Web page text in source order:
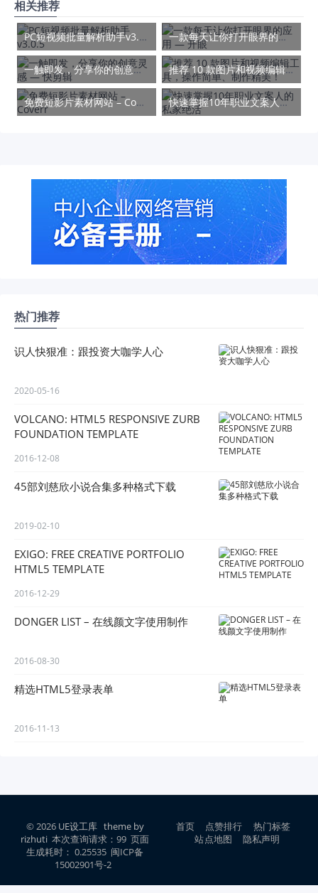
相关推荐
PC短视频批量解析助手v3.0.5 一款每天让你打开眼界的应用 — 开眼
一触即发，分享你的创意灵感 — 快剪辑 推荐 10 款图片和视频编辑工具，操作简单、制作精美！
免费短影片素材网站 – Coverr 快速掌握10年职业文案人的私家绝活
热门推荐
识人快狠准：跟投资大咖学人心
2020-05-16
VOLCANO: HTML5 RESPONSIVE ZURB
FOUNDATION TEMPLATE
2016-12-08
45部刘慈欣小说合集多种格式下载
2019-02-10
EXIGO: FREE CREATIVE PORTFOLIO
HTML5 TEMPLATE
2016-12-29
DONGER LIST – 在线颜文字使用制作
2016-08-30
精选HTML5登录表单
2016-11-13
© 2026 UE设工库 theme by
rizhuti 本次查询请求：99 页面
生成耗时： 0.25535 闽ICP备
15002901号-2
首页 点赞排行
热门标签
站点地图
隐私声明